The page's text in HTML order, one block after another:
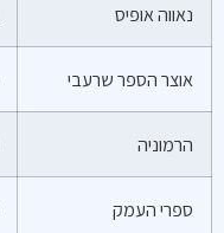
נאווה אופיס
אוצר הספר שרעבי
הרמוניה
ספרי העמק